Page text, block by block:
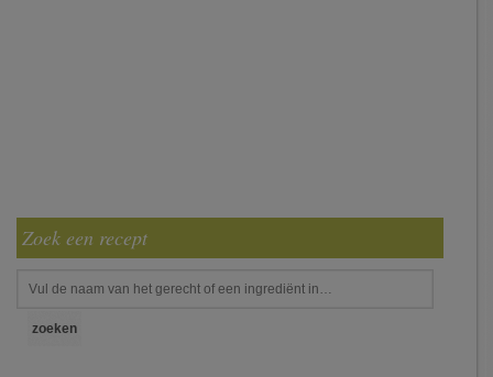
Zoek een recept